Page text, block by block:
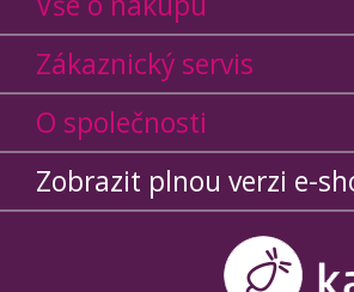
Zákaznický servis
O společnosti
Zobrazit plnou verzi e-